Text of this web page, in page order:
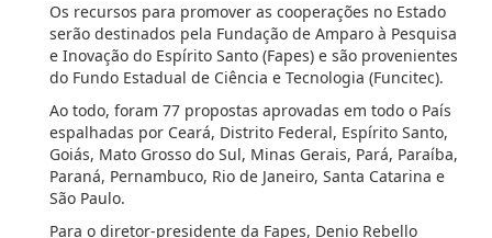
Os recursos para promover as cooperações no Estado
serão destinados pela Fundação de Amparo à Pesquisa
e Inovação do Espírito Santo (Fapes) e são provenientes
do Fundo Estadual de Ciência e Tecnologia (Funcitec).
Ao todo, foram 77 propostas aprovadas em todo o País
espalhadas por Ceará, Distrito Federal, Espírito Santo,
Goiás, Mato Grosso do Sul, Minas Gerais, Pará, Paraíba,
Paraná, Pernambuco, Rio de Janeiro, Santa Catarina e
São Paulo.
Para o diretor-presidente da Fapes, Denio Rebello